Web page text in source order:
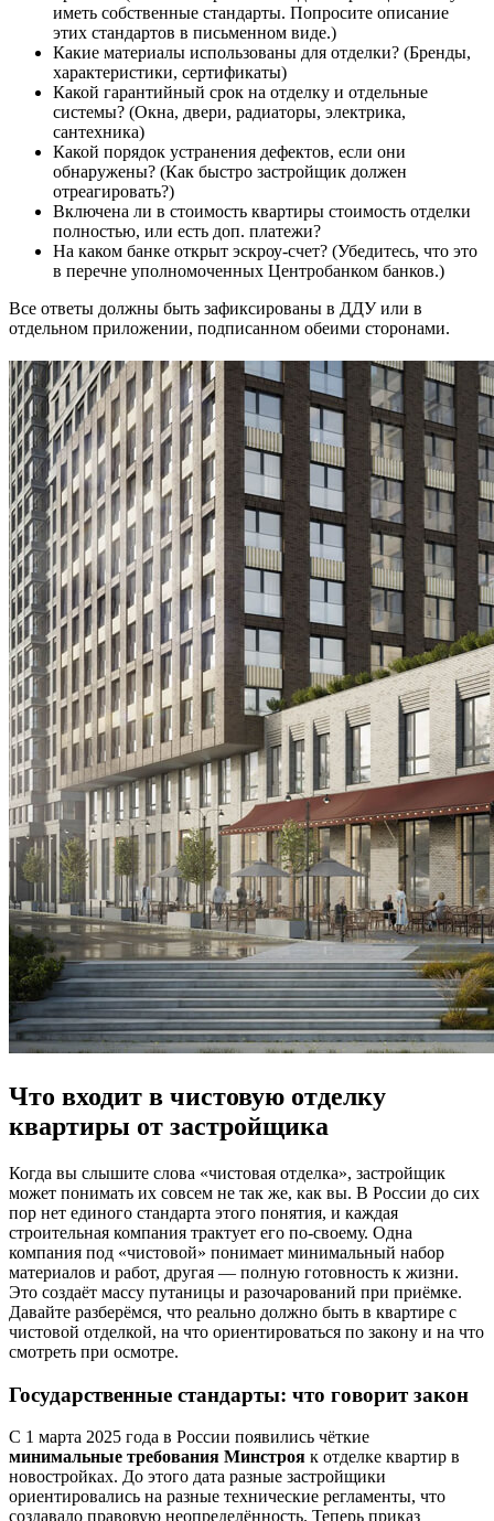
иметь собственные стандарты. Попросите описание
этих стандартов в письменном виде.)
Какие материалы использованы для отделки? (Бренды,
характеристики, сертификаты)
Какой гарантийный срок на отделку и отдельные
системы? (Окна, двери, радиаторы, электрика,
сантехника)
Какой порядок устранения дефектов, если они
обнаружены? (Как быстро застройщик должен
отреагировать?)
Включена ли в стоимость квартиры стоимость отделки
полностью, или есть доп. платежи?
На каком банке открыт эскроу-счет? (Убедитесь, что это
в перечне уполномоченных Центробанком банков.)
Все ответы должны быть зафиксированы в ДДУ или в
отдельном приложении, подписанном обеими сторонами.
Что входит в чистовую отделку
квартиры от застройщика
Когда вы слышите слова «чистовая отделка», застройщик
может понимать их совсем не так же, как вы. В России до сих
пор нет единого стандарта этого понятия, и каждая
строительная компания трактует его по-своему. Одна
компания под «чистовой» понимает минимальный набор
материалов и работ, другая — полную готовность к жизни.
Это создаёт массу путаницы и разочарований при приёмке.
Давайте разберёмся, что реально должно быть в квартире с
чистовой отделкой, на что ориентироваться по закону и на что
смотреть при осмотре.
Государственные стандарты: что говорит закон
С 1 марта 2025 года в России появились чёткие
минимальные требования Минстроя к отделке квартир в
новостройках. До этого дата разные застройщики
ориентировались на разные технические регламенты, что
создавало правовую неопределённость. Теперь приказ